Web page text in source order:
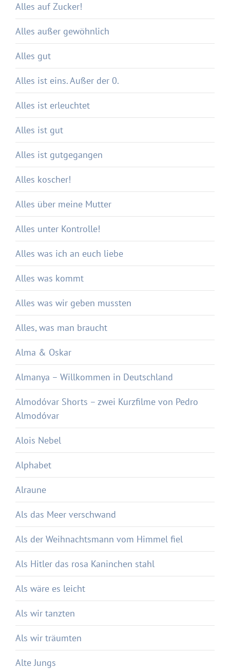
Alles auf Zucker!
Alles außer gewöhnlich
Alles gut
Alles ist eins. Außer der 0.
Alles ist erleuchtet
Alles ist gut
Alles ist gutgegangen
Alles koscher!
Alles über meine Mutter
Alles unter Kontrolle!
Alles was ich an euch liebe
Alles was kommt
Alles was wir geben mussten
Alles, was man braucht
Alma & Oskar
Almanya – Willkommen in Deutschland
Almodóvar Shorts – zwei Kurzfilme von Pedro
Almodóvar
Alois Nebel
Alphabet
Alraune
Als das Meer verschwand
Als der Weihnachtsmann vom Himmel fiel
Als Hitler das rosa Kaninchen stahl
Als wäre es leicht
Als wir tanzten
Als wir träumten
Alte Jungs